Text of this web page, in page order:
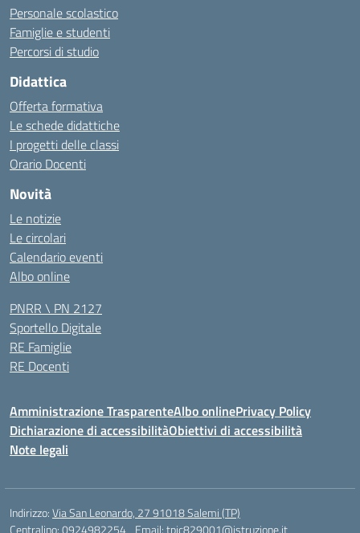
Personale scolastico
Famiglie e studenti
Percorsi di studio
Didattica
Offerta formativa
Le schede didattiche
I progetti delle classi
Orario Docenti
Novità
Le notizie
Le circolari
Calendario eventi
Albo online
PNRR \ PN 2127
Sportello Digitale
RE Famiglie
RE Docenti
Amministrazione TrasparenteAlbo onlinePrivacy Policy
Dichiarazione di accessibilitàObiettivi di accessibilità
Note legali
Indirizzo:Via San Leonardo, 27 91018 Salemi (TP)
Centralino:0924982254 Email:tpic829001@istruzione.it